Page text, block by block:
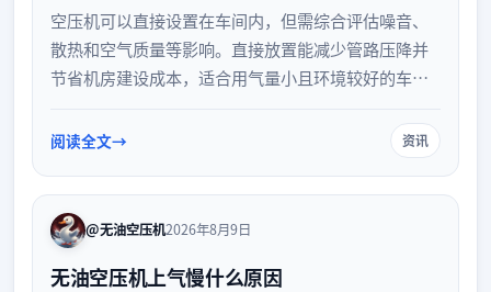
空压机可以直接设置在车间内，但需综合评估噪音、
散热和空气质量等影响。直接放置能减少管路压降并
节省机房建设成本，适合用气量小且环境较好的车
降噪及进气过滤等防护措施，确保生产环境安全与设
阅读全文 资讯
@无油空压机2026年8月9日
无油空压机上气慢什么原因